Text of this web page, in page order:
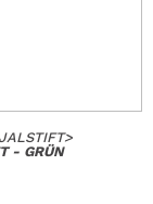
>
- GRÜN